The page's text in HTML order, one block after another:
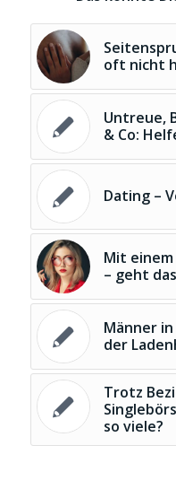
oft nicht
Untreue,
& Co:
Dating –
Mit
– geht
Männer
der
Trotz
so viele?